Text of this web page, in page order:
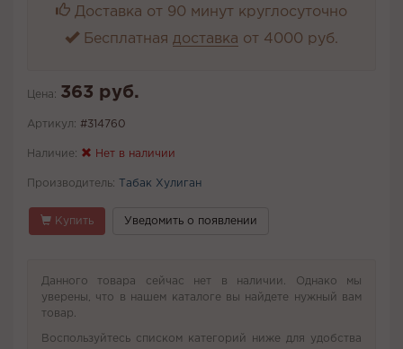
Доставка от 90 минут круглосуточно
Бесплатная доставка от 4000 руб.
Цена: 363 руб.
Артикул: #314760
Наличие: Нет в наличии
Производитель: Табак Хулиган
Купить Уведомить о появлении
Данного товара сейчас нет в наличии. Однако мы
уверены, что в нашем каталоге вы найдете нужный вам
товар.
Воспользуйтесь списком категорий ниже для удобства